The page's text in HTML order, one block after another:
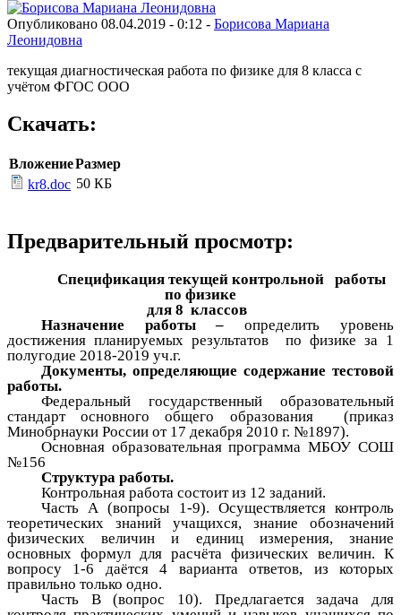
Опубликовано 08.04.2019 - 0:12 - Борисова Мариана
Леонидовна
текущая диагностическая работа по физике для 8 класса с
учётом ФГОС ООО
Скачать:
ВложениеРазмер
kr8.doc 50 КБ
Предварительный просмотр:
Спецификация текущей контрольной работы
по физике
для 8 классов
Назначение работы – определить уровень
достижения планируемых результатов по физике за 1
полугодие 2018-2019 уч.г.
Документы, определяющие содержание тестовой
работы.
Федеральный государственный образовательный
стандарт основного общего образования (приказ
Минобрнауки России от 17 декабря 2010 г. №1897).
Основная образовательная программа МБОУ СОШ
№156
Структура работы.
Контрольная работа состоит из 12 заданий.
Часть А (вопросы 1-9). Осуществляется контроль
теоретических знаний учащихся, знание обозначений
физических величин и единиц измерения, знание
основных формул для расчёта физических величин. К
вопросу 1-6 даётся 4 варианта ответов, из которых
правильно только одно.
Часть В (вопрос 10). Предлагается задача для